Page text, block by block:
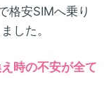
格安SIMへ乗り
した。
時の不安が全て